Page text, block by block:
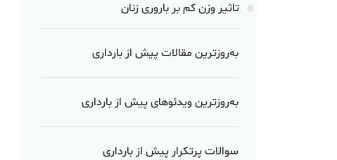
تاثیر وزن کم بر باروری زنان
به‌روزترین مقالات پیش از بارداری
به‌روزترین ویدئوهای پیش از بارداری
سوالات پرتکرار پیش از بارداری